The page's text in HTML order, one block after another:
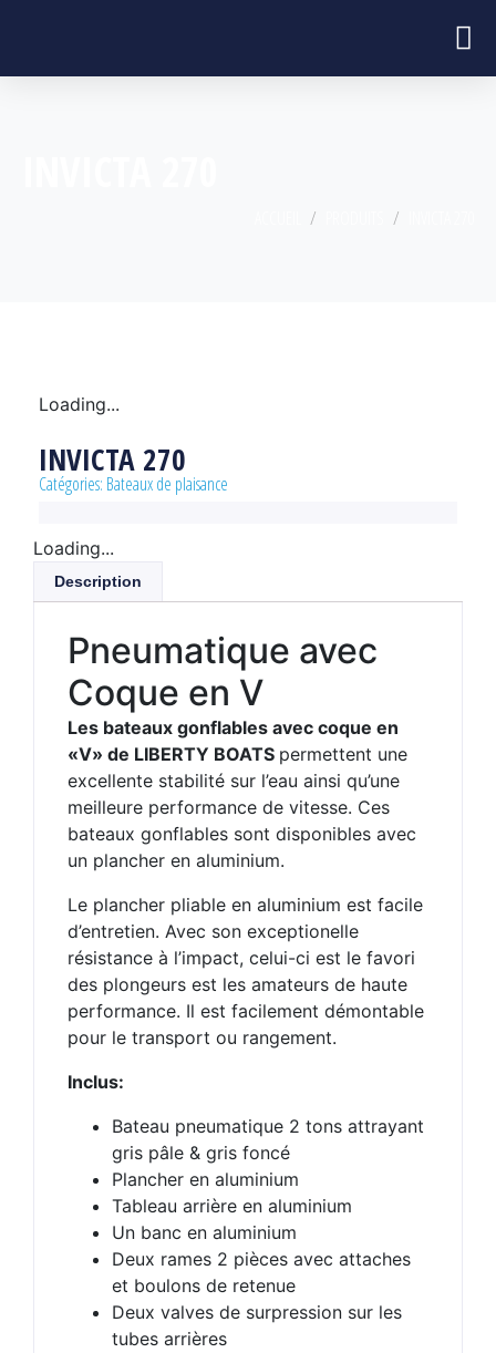
Loading...
INVICTA 270
Catégories: Bateaux de plaisance
Loading...
Description
Pneumatique avec
Coque en V
Les bateaux gonflables avec coque en
«V» de LIBERTY BOATS permettent une
excellente stabilité sur l’eau ainsi qu’une
meilleure performance de vitesse. Ces
bateaux gonflables sont disponibles avec
un plancher en aluminium.
Le plancher pliable en aluminium est facile
d’entretien. Avec son exceptionelle
résistance à l’impact, celui-ci est le favori
des plongeurs est les amateurs de haute
performance. Il est facilement démontable
pour le transport ou rangement.
Inclus:
Bateau pneumatique 2 tons attrayant
gris pâle & gris foncé
Plancher en aluminium
Tableau arrière en aluminium
Un banc en aluminium
Deux rames 2 pièces avec attaches
et boulons de retenue
Deux valves de surpression sur les
tubes arrières